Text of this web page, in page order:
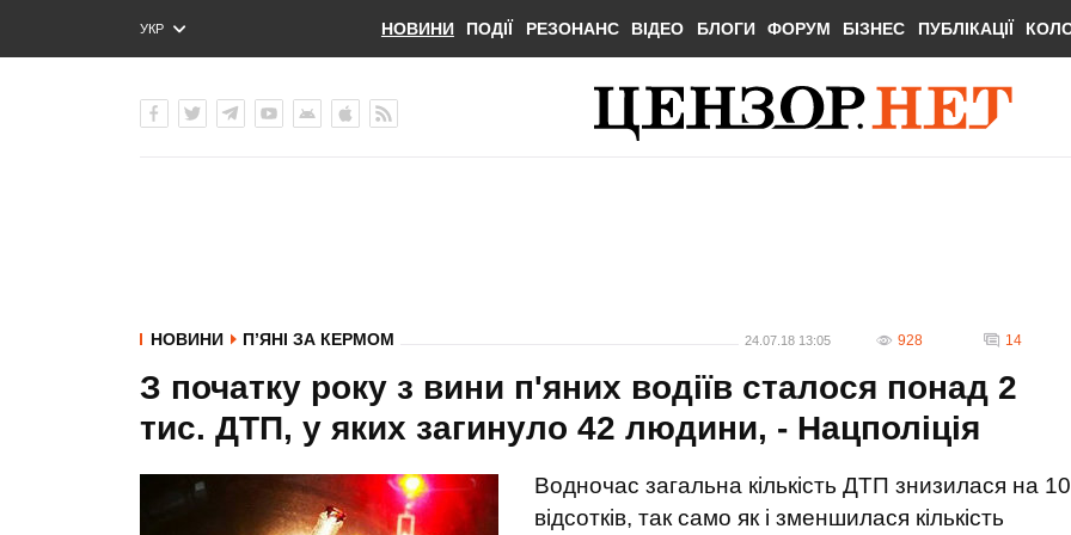
УКР
ENG
НОВИНИ ПОДІЇ РЕЗОНАНС ВІДЕО БЛОГИ ФОРУМ БІЗНЕС ПУБЛІКАЦІЇ
НОВИНИ П’ЯНІ ЗА КЕРМОМ 24.07.18 13:05 928 14
З початку року з вини п'яних водіїв сталося понад 2
тис. ДТП, у яких загинуло 42 людини, - Нацполіція
Водночас загальна кількість ДТП знизилася на 10
відсотків, так само як і зменшилася кількість